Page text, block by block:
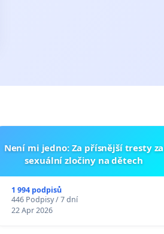
Není mi jedno: Za přísnější tresty za
sexuální zločiny na dětech
1 994 podpisů
446 Podpisy / 7 dní
22 Apr 2026